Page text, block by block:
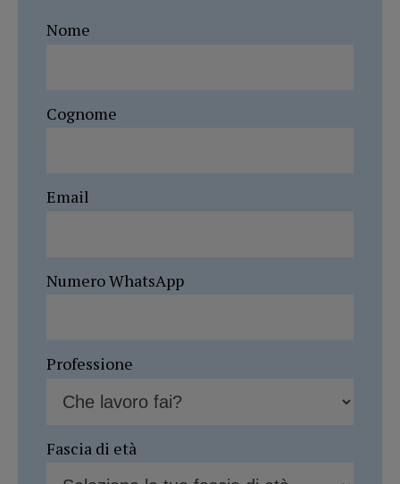
Nome
Cognome
Email
Numero WhatsApp
Professione
Fascia di età